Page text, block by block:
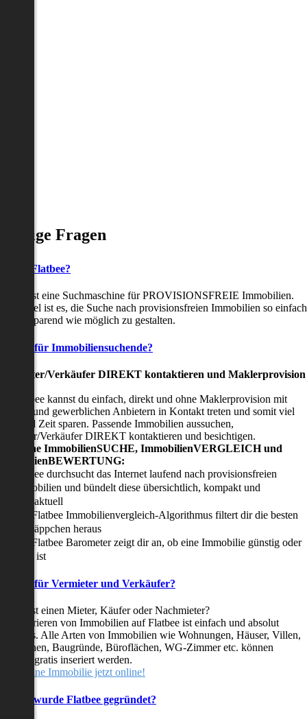
Fragen
ist Flatbee?
ist eine Suchmaschine für PROVISIONSFREIE Immobilien.
Ziel ist es, die Suche nach provisionsfreien Immobilien so einfach
zeitsparend wie möglich zu gestalten.
für Immobiliensuchende?
Verkäufer DIREKT kontaktieren und Maklerprovision
Flatbee kannst du einfach, direkt und ohne Maklerprovision mit
und gewerblichen Anbietern in Kontakt treten und somit viel
und Zeit sparen. Passende Immobilien aussuchen,
Verkäufer DIREKT kontaktieren und besichtigen.
in-one ImmobilienSUCHE, ImmobilienVERGLEICH und
Flatbee durchsucht das Internet laufend nach provisionsfreien
Immobilien und bündelt diese übersichtlich, kompakt und
tagesaktuell
Der Flatbee Immobilienvergleich-Algorithmus filtert dir die besten
Schnäppchen heraus
Der Flatbee Barometer zeigt dir an, ob eine Immobilie günstig oder
teuer ist
für Vermieter und Verkäufer?
suchst einen Mieter, Käufer oder Nachmieter?
Inserieren von Immobilien auf Flatbee ist einfach und absolut
Alle Arten von Immobilien wie Wohnungen, Häuser, Villen,
Baugründe, Büroflächen, WG-Zimmer etc. können
gratis inseriert werden.
deine Immobilie jetzt online!
wurde Flatbee gegründet?